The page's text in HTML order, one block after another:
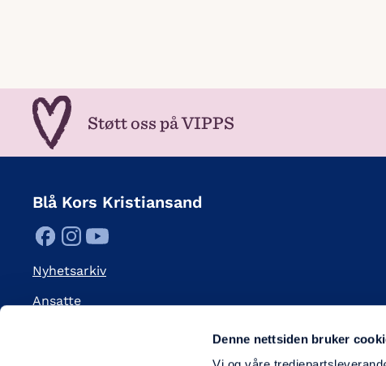
Denne nettsiden bruker
Støtt oss på VIPPS
Blå Kors Kristiansand
Nyhetsarkiv
Ansatte